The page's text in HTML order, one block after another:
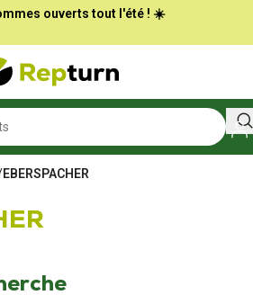
ouverts tout l'été ! ☀️
EBERSPACHER